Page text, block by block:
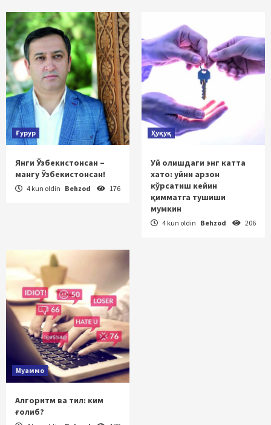
Ғурур
Янги Ўзбекистонсан –
мангу Ўзбекистонсан!
4 kun oldin Behzod 176
Ҳуқуқ
Уй олишдаги энг катта
хато: уйни арзон
кўрсатиш кейин
қимматга тушиши
мумкин
4 kun oldin Behzod 206
Муаммо
Алгоритм ва тил: ким
ғолиб?